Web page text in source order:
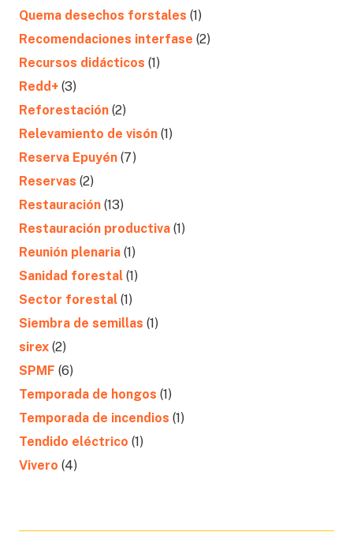
Quema desechos forstales (1)
Recomendaciones interfase (2)
Recursos didácticos (1)
Redd+ (3)
Reforestación (2)
Relevamiento de visón (1)
Reserva Epuyén (7)
Reservas (2)
Restauración (13)
Restauración productiva (1)
Reunión plenaria (1)
Sanidad forestal (1)
Sector forestal (1)
Siembra de semillas (1)
sirex (2)
SPMF (6)
Temporada de hongos (1)
Temporada de incendios (1)
Tendido eléctrico (1)
Vivero (4)